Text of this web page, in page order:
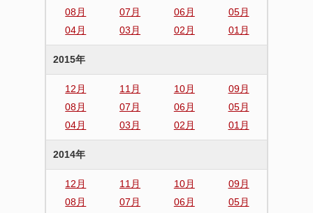
08月
07月 06月
05月
04月
03月 02月 01月
2015年
12月 11月 10月
09月
08月
07月 06月
05月
04月
03月 02月 01月
2014年
12月 11月 10月
09月
08月
07月 06月
05月